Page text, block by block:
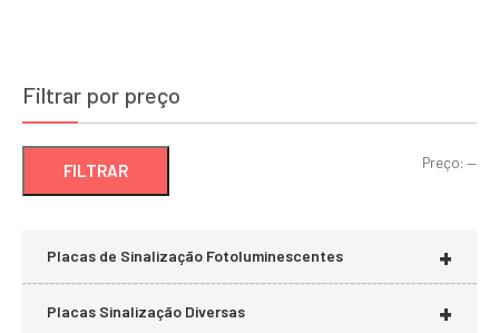
Filtrar por preço
FILTRAR Preço: —
+
Placas de Sinalização Fotoluminescentes
+
Placas Sinalização Diversas